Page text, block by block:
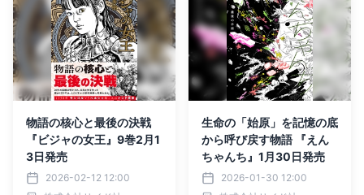
物語の核心と最後の決戦
『ビジャの女王』9巻2月1
3日発売
2026-02-12 12:00
生命の「始原」を記憶の底
から呼び戻す物語 『えん
ちゃんち』1月30日発売
2026-01-30 12:00